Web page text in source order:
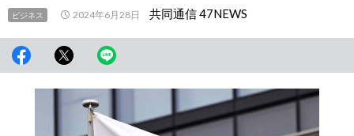
ビジネス 2024年6月28日 共同通信 47NEWS